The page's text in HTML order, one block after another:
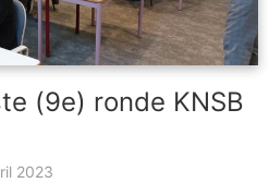
(9e) ronde KNSB
2023